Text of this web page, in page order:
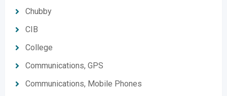
Chubby
CIB
College
Communications, GPS
Communications, Mobile Phones